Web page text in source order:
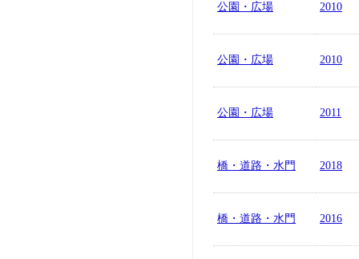
公園・広場 2010
公園・広場 2010
公園・広場 2011
橋・道路・水門 2018
橋・道路・水門 2016